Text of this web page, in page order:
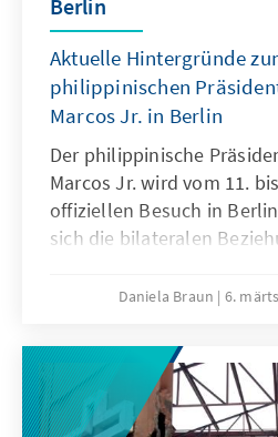
Berlin
Aktuelle Hintergründe
philippinischen
Marcos Jr. in Berlin
Der philippinische
Marcos Jr. wird vom 11.
offiziellen Besuch in
sich die bilateralen
einem Tiefpunkt
verbessert. Ein Grund
angespannte
und das Interesse beider
Daniela Braun 6.